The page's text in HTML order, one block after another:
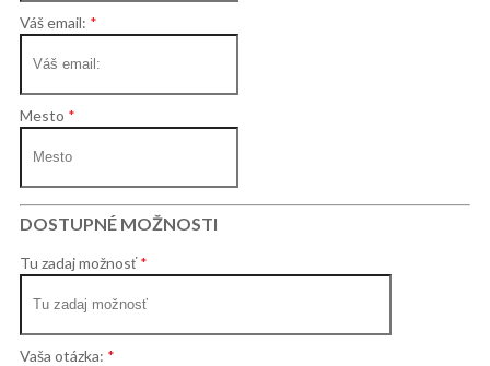
Váš email:
Mesto
DOSTUPNÉ MOŽNOSTI
Tu zadaj možnosť
Vaša otázka: